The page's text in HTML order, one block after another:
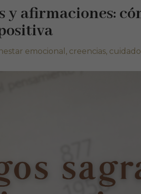
y afirmaciones:
emocional , creencias,